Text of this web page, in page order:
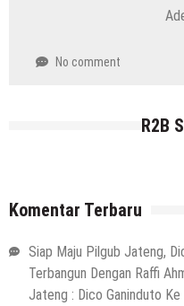
No comment
R2B
Komentar Terbaru
Siap Maju Pilgub Jateng,
Terbangun Dengan Raffi
Jateng : Dico Ganinduto Ke